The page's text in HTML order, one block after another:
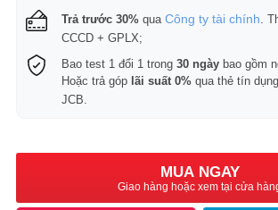
Trả trước 30% quaCông ty tài chính .
CCCD + GPLX;
Bao test 1 đổi 1 trong30 ngày bao gồm
Hoặc trả góp lãi suất 0% qua thẻ tín
JCB.
MUA NGAY
Giao hàng hoặc xem tại cửa